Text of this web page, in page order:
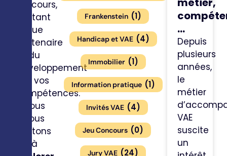
parcours,
en tant
que
partenaire
du
développement
de vos
compétences.
Nous
vous
invitons
à
Frankenstein (1)
Handicap et VAE (4)
Immobilier (1)
Information pratique (1)
Invités VAE (4)
Jeu Concours (0)
Jury VAE (24)
...
Depuis
plusieurs
années,
le
métier
VAE
suscite
un